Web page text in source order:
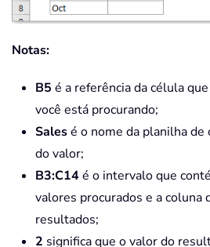
Notas:
B5 é a referência da célula
você está procurando;
Salesé o nome da planilha de
do valor;
B3:C14é o intervalo que
valores procurados e a coluna
resultados;
2 significa que o valor do